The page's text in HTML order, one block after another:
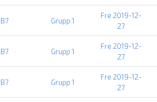
B7 Grupp 1
Fre 2019-12-
27
B7 Grupp 1
Fre 2019-12-
27
B7 Grupp 1
Fre 2019-12-
27